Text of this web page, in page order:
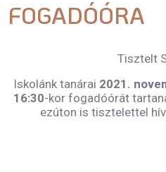
FOGADÓÓRA
Tisztelt
Iskolánk tanárai 2021.
16:30-kor fogadóórát
ezúton is tisztelettel